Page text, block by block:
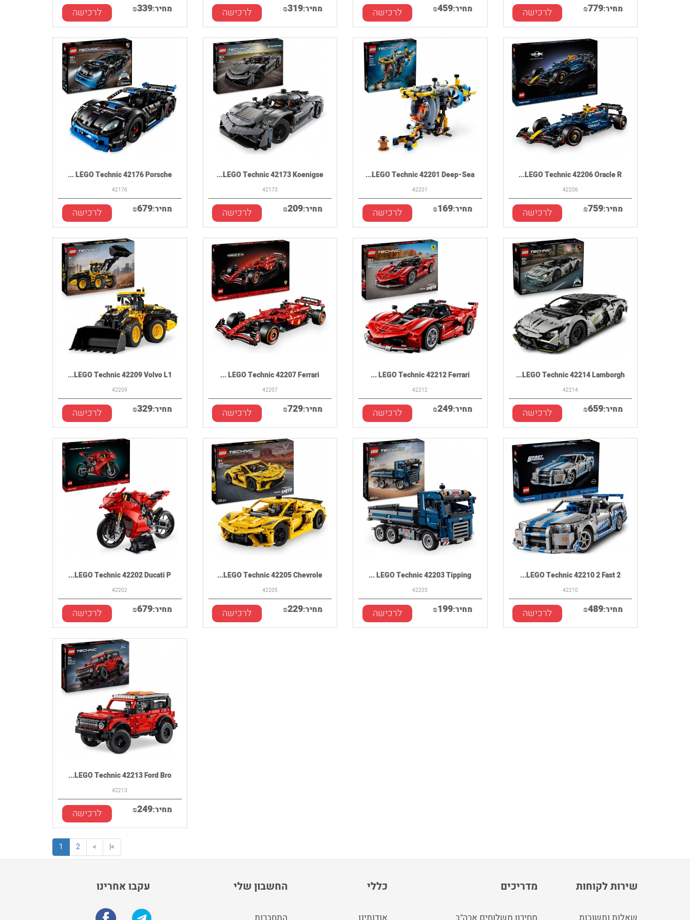
מחיר: ₪339 לרכישה מחיר: ₪319 לרכישה מחיר: ₪459 לרכישה מחיר: ₪779 לרכישה
LEGO Technic 42176 Porsche ...
42176
מחיר: ₪679 לרכישה
LEGO Technic 42173 Koenigse...
42173
מחיר: ₪209 לרכישה
LEGO Technic 42201 Deep-Sea...
42201
מחיר: ₪169 לרכישה
LEGO Technic 42206 Oracle R...
42206
מחיר: ₪759 לרכישה
LEGO Technic 42209 Volvo L1...
42209
מחיר: ₪329 לרכישה
LEGO Technic 42207 Ferrari ...
42207
מחיר: ₪729 לרכישה
LEGO Technic 42212 Ferrari ...
42212
מחיר: ₪249 לרכישה
LEGO Technic 42214 Lamborgh...
42214
מחיר: ₪659 לרכישה
LEGO Technic 42202 Ducati P...
42202
מחיר: ₪679 לרכישה
LEGO Technic 42205 Chevrole...
42205
מחיר: ₪229 לרכישה
LEGO Technic 42203 Tipping ...
42203
מחיר: ₪199 לרכישה
LEGO Technic 42210 2 Fast 2...
42210
מחיר: ₪489 לרכישה
LEGO Technic 42213 Ford Bro...
42213
מחיר: ₪249 לרכישה
1 2 > >|
עקבו אחרינו החשבון שלי כללי מדריכים שירות לקוחות